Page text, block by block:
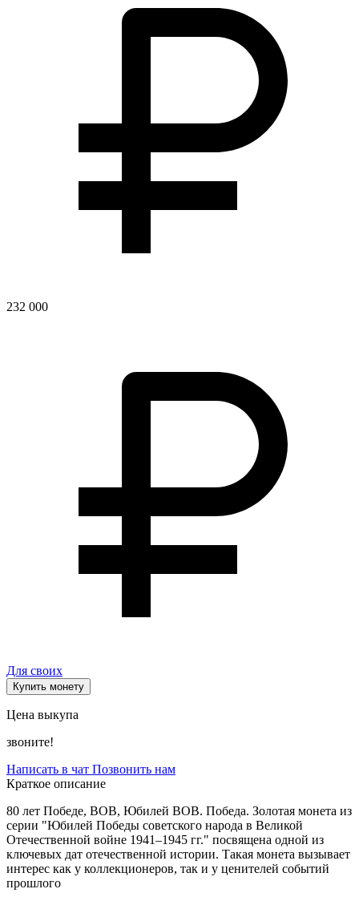
232 000
Для своих
Купить монету
Цена выкупа
звоните!
Написать в чат Позвонить нам
Краткое описание
80 лет Победе, ВОВ, Юбилей ВОВ. Победа. Золотая монета из
серии "Юбилей Победы советского народа в Великой
Отечественной войне 1941–1945 гг." посвящена одной из
ключевых дат отечественной истории. Такая монета вызывает
интерес как у коллекционеров, так и у ценителей событий
прошлого